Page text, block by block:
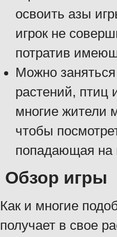
освоить азы
игрок не
потратив
Можно
растений, птиц
многие жители
чтобы
попадающая на
Обзор игры
Как и многие
получает в свое